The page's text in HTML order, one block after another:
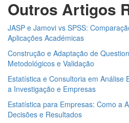
Outros Artigos
JASP e Jamovi vs SPSS:
Aplicações Académicas
Construção e Adaptação de
Metodológicos e Validação
Estatística e Consultoria em Análise
a Investigação e Empresas
Estatística para Empresas: Como a
Decisões e Resultados